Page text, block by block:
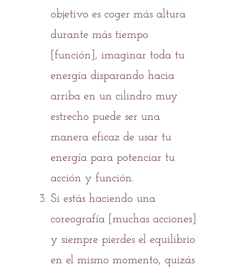
objetivo es coger más altura
durante más tiempo
[función], imaginar toda tu
energía disparando hacia
arriba en un cilindro muy
estrecho puede ser una
manera eficaz de usar tu
energía para potenciar tu
acción y función.
Si estás haciendo una
coreografía [muchas acciones]
y siempre pierdes el equilibrio
en el mismo momento, quizás